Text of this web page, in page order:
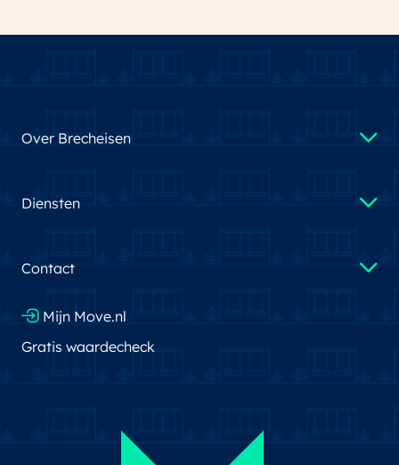
Over Brecheisen
Diensten
Contact
Mijn Move.nl
Gratis waardecheck